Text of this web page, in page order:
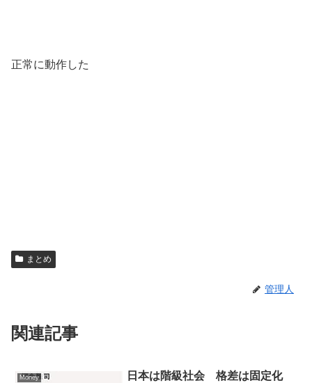
正常に動作した
まとめ
管理人
関連記事
Money
日本は階級社会 格差は固定化